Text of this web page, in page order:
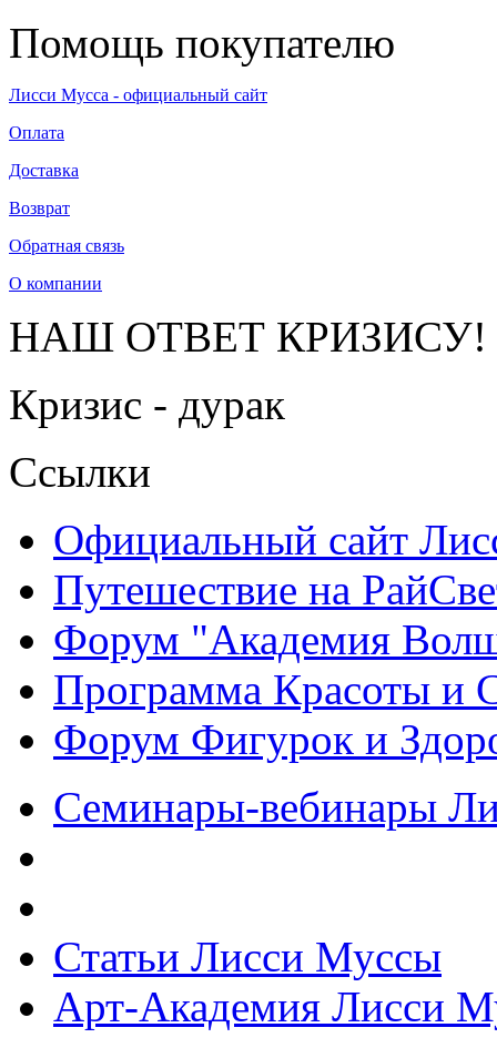
Помощь покупателю
Лисси Мусса - официальный сайт
Оплата
Доставка
Возврат
Обратная связь
О компании
НАШ ОТВЕТ КРИЗИСУ!
Кризис - дурак
Ссылки
Официальный сайт
Путешествие на
Форум "Академия
Программа Красоты и
Форум Фигурок и
Семинары-вебинары
Статьи Лисси Муссы
Арт-Академия Лисси